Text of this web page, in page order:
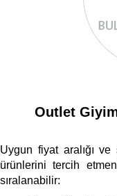
Outlet
Uygun fiyat aralığı
ürünlerini tercih
sıralanabilir: